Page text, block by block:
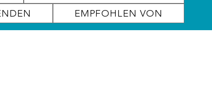
EMPFOHLEN VON